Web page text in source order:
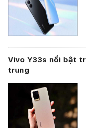
Vivo Y33s nổi bật
trung